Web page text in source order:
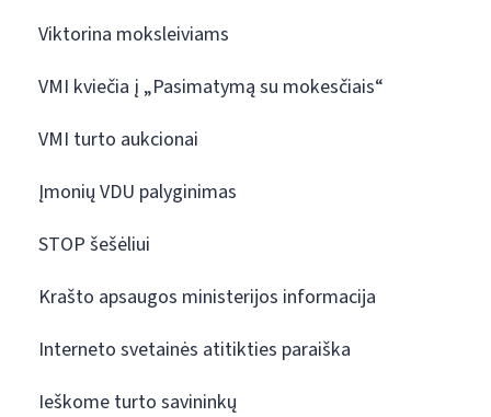
Viktorina moksleiviams
VMI kviečia į „Pasimatymą su mokesčiais“
VMI turto aukcionai
Įmonių VDU palyginimas
STOP šešėliui
Krašto apsaugos ministerijos informacija
Interneto svetainės atitikties paraiška
Ieškome turto savininkų